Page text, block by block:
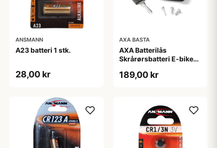
ANSMANN
A23 batteri 1 stk.
28,00 kr
AXA BASTA
AXA Batterilås
Skrårørsbatteri E-bike
189,00 kr